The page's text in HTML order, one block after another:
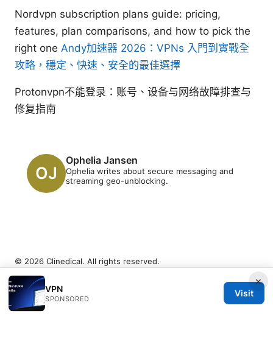
Nordvpn subscription plans guide: pricing,
features, plan comparisons, and how to pick the
right one Andy加速器 2026：VPNs 入門到實戰全
攻略，穩定、快速、安全的最佳選擇
Protonvpn不能登录：账号、设备与网络故障排查与
修复指南
Ophelia Jansen
Ophelia writes about secure messaging and
streaming geo-unblocking.
×
VPN
SPONSORED
Visit
© 2026 Clinedical. All rights reserved.